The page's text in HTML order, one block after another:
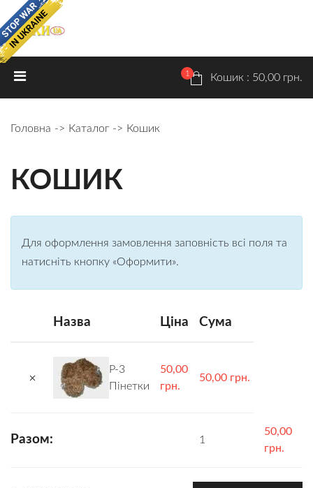
ГОЛОВНА
ON SALE!
Жіночі шкарпетки
Колготки дитячі
Ексклюзив
Нижня білизна
ПРАЙС
1 Кошик : 50,00 грн.
Головна Каталог Кошик
КОШИК
Для оформлення замовлення заповність всі поля та
натисніть кнопку «Оформити».
Назва Ціна Сума
P-3
Пінетки
50,00
грн.
50,00 грн.
Разом: 1
50,00
грн.